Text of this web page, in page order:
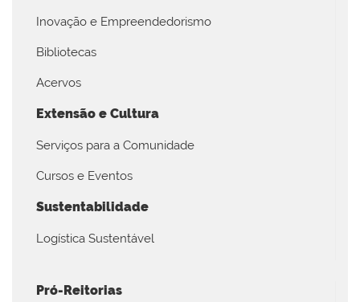
Inovação e Empreendedorismo
Bibliotecas
Acervos
Extensão e Cultura
Serviços para a Comunidade
Cursos e Eventos
Sustentabilidade
Logística Sustentável
Pró-Reitorias